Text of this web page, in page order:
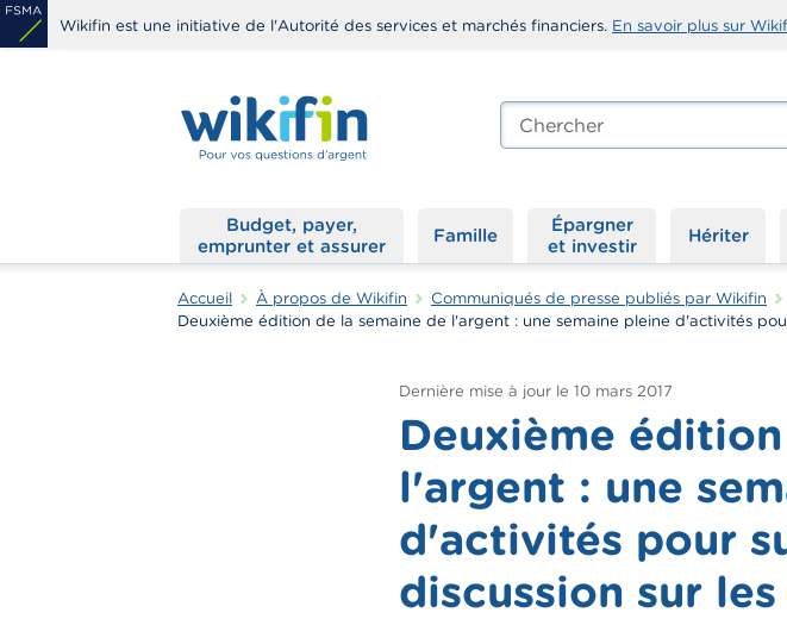
Aller
au
Wikifin est une initiative de l'Autorité des services et marchés financiers. En savoir plus sur
Chercher
edit-
Budget, payer,
emprunter et assurer
Famille
Épargner
et investir
Hériter
Accueil À propos de Wikifin
Communiqués de presse publiés par Wikifin
Deuxième édition de la semaine de l'argent : une semaine pleine d'activités
Dernière mise à jour le 10 mars 2017
Deuxième
l'argent : une
d'activités pour
discussion sur